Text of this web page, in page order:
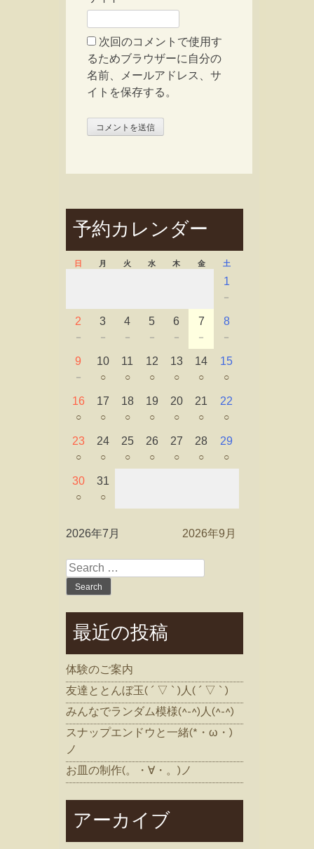
次回のコメントで使用す
るためブラウザーに自分の
名前、メールアドレス、サ
イトを保存する。
予約カレンダー
日 月 火 水 木 金 土
1
－
2
－
3
－
4
－
5
－
6
－
7
－
8
－
9
－
10
○
11
○
12
○
13
○
14
○
15
○
16
○
17
○
18
○
19
○
20
○
21
○
22
○
23
○
24
○
25
○
26
○
27
○
28
○
29
○
30
○
31
○
2026年7月 2026年9月
Search
for:
最近の投稿
体験のご案内
友達ととんぼ玉( ´ ▽ ` )人( ´ ▽ ` )
みんなでランダム模様(^-^)人(^-^)
スナップエンドウと一緒(*・ω・)
ノ
お皿の制作(。・∀・。)ノ
アーカイブ